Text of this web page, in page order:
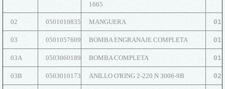
1665
02 0501010835 MANGUERA 01
03 0501057609 BOMBA ENGRANAJE COMPLETA 01
03A 0503060189 BOMBA COMPLETA 01
03B 0503010173 ANILLO O'RING 2-220 N 3006-9B 02